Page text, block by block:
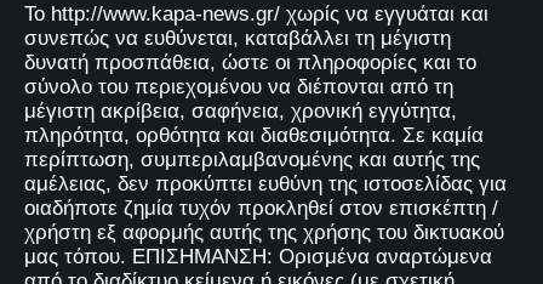
Το http://www.kapa-news.gr/ χωρίς να εγγυάται και
συνεπώς να ευθύνεται, καταβάλλει τη μέγιστη
δυνατή προσπάθεια, ώστε οι πληροφορίες και το
σύνολο του περιεχομένου να διέπονται από τη
μέγιστη ακρίβεια, σαφήνεια, χρονική εγγύτητα,
πληρότητα, ορθότητα και διαθεσιμότητα. Σε καμία
περίπτωση, συμπεριλαμβανομένης και αυτής της
αμέλειας, δεν προκύπτει ευθύνη της ιστοσελίδας για
οιαδήποτε ζημία τυχόν προκληθεί στον επισκέπτη /
χρήστη εξ αφορμής αυτής της χρήσης του δικτυακού
μας τόπου. ΕΠΙΣΗΜΑΝΣΗ: Ορισμένα αναρτώμενα